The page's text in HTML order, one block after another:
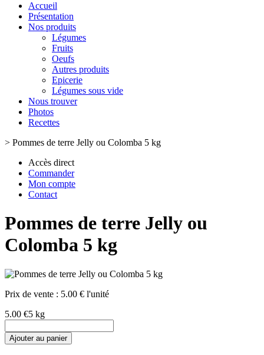
Accueil
Présentation
Nos produits
Légumes
Fruits
Oeufs
Autres produits
Epicerie
Légumes sous vide
Nous trouver
Photos
Recettes
> Pommes de terre Jelly ou Colomba 5 kg
Accès direct
Commander
Mon compte
Contact
Pommes de terre Jelly ou
Colomba 5 kg
Prix de vente : 5.00 € l'unité
5.00 €5 kg
Ajouter au panier